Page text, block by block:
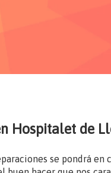
Hospitalet de
se pondrá en